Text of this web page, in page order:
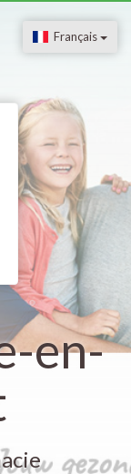
Français
en-